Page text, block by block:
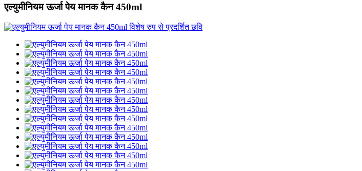
एल्युमीनियम ऊर्जा पेय मानक कैन 450ml